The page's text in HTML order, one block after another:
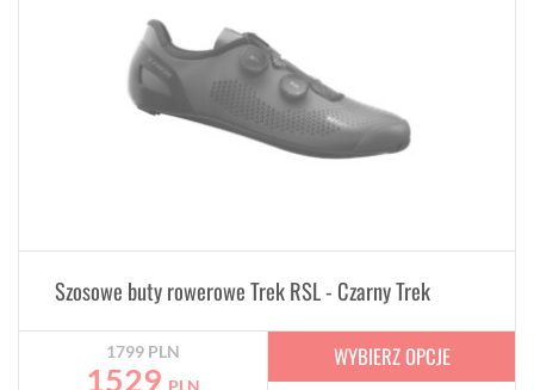
Szosowe buty rowerowe Trek RSL - Czarny Trek
1799 PLN
1529
WYBIERZ OPCJE